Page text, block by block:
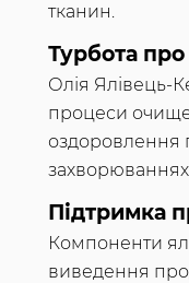
тканин.
Турбота
Олія Ялівець-
процеси
оздоровлення
Підтримка
Компоненти
виведення